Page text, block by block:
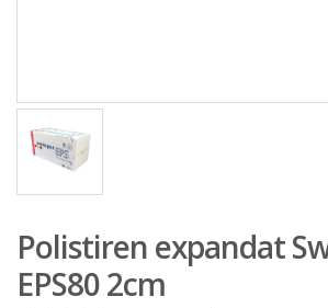
Polistiren expandat
EPS80 2cm